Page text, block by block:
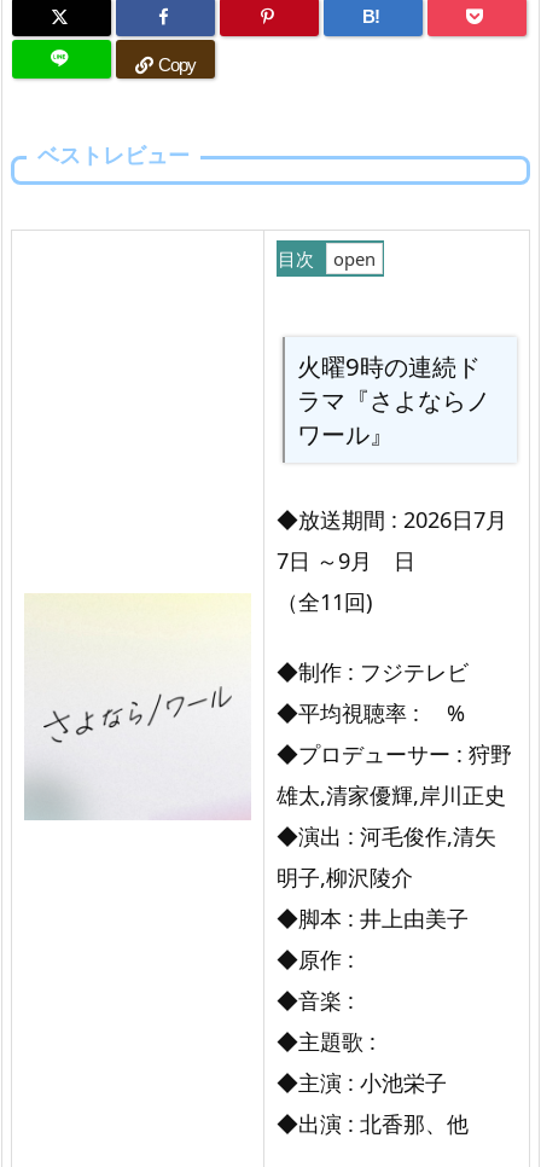
B!
Copy
ベストレビュー
目次
火
曜
時
連
続
ド
マ
『さ
よ
な
ら
ノ
ワ
ー
ル』
火曜9時の連続ド
ラマ『さよならノ
ワール』
◆放送期間 : 2026日7月
7日 ～9月 日
（全11回)
◆制作 : フジテレビ
◆平均視聴率 : %
◆プロデューサー : 狩野
雄太,清家優輝,岸川正史
◆演出 : 河毛俊作,清矢
明子,柳沢陵介
◆脚本 : 井上由美子
◆原作 :
◆音楽 :
◆主題歌 :
◆主演 : 小池栄子
◆出演 : 北香那、他